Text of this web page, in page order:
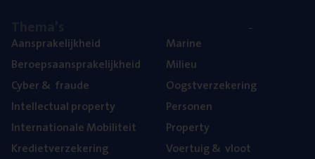
Aan­spra­ke­lijk­heid
Beroeps­aan­spra­ke­lijk­heid
Cyber& fraude
Intel­lec­tu­al property
Inter­na­ti­o­na­le Mobiliteit
Kre­diet­ver­ze­ke­ring
Mari­ne
Mili­eu
Oogst­ver­ze­ke­ring
Per­so­nen
Pro­per­ty
Voer­tuig& vloot